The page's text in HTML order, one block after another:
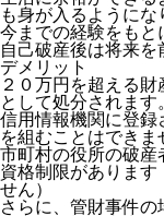
も身が入るようにな
今までの経験をもと
自己破産後は将来を
デメリット
２０万円を超える
として処分されま
信用情報機関に登録
を組むことはできま
市町村の役所の破産
資格制限があります
せん）
さらに、管財事件の